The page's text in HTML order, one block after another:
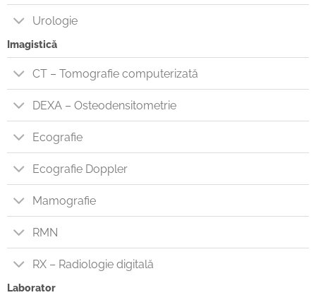
Urologie
Imagistică
CT – Tomografie computerizată
DEXA – Osteodensitometrie
Ecografie
Ecografie Doppler
Mamografie
RMN
RX – Radiologie digitală
Laborator